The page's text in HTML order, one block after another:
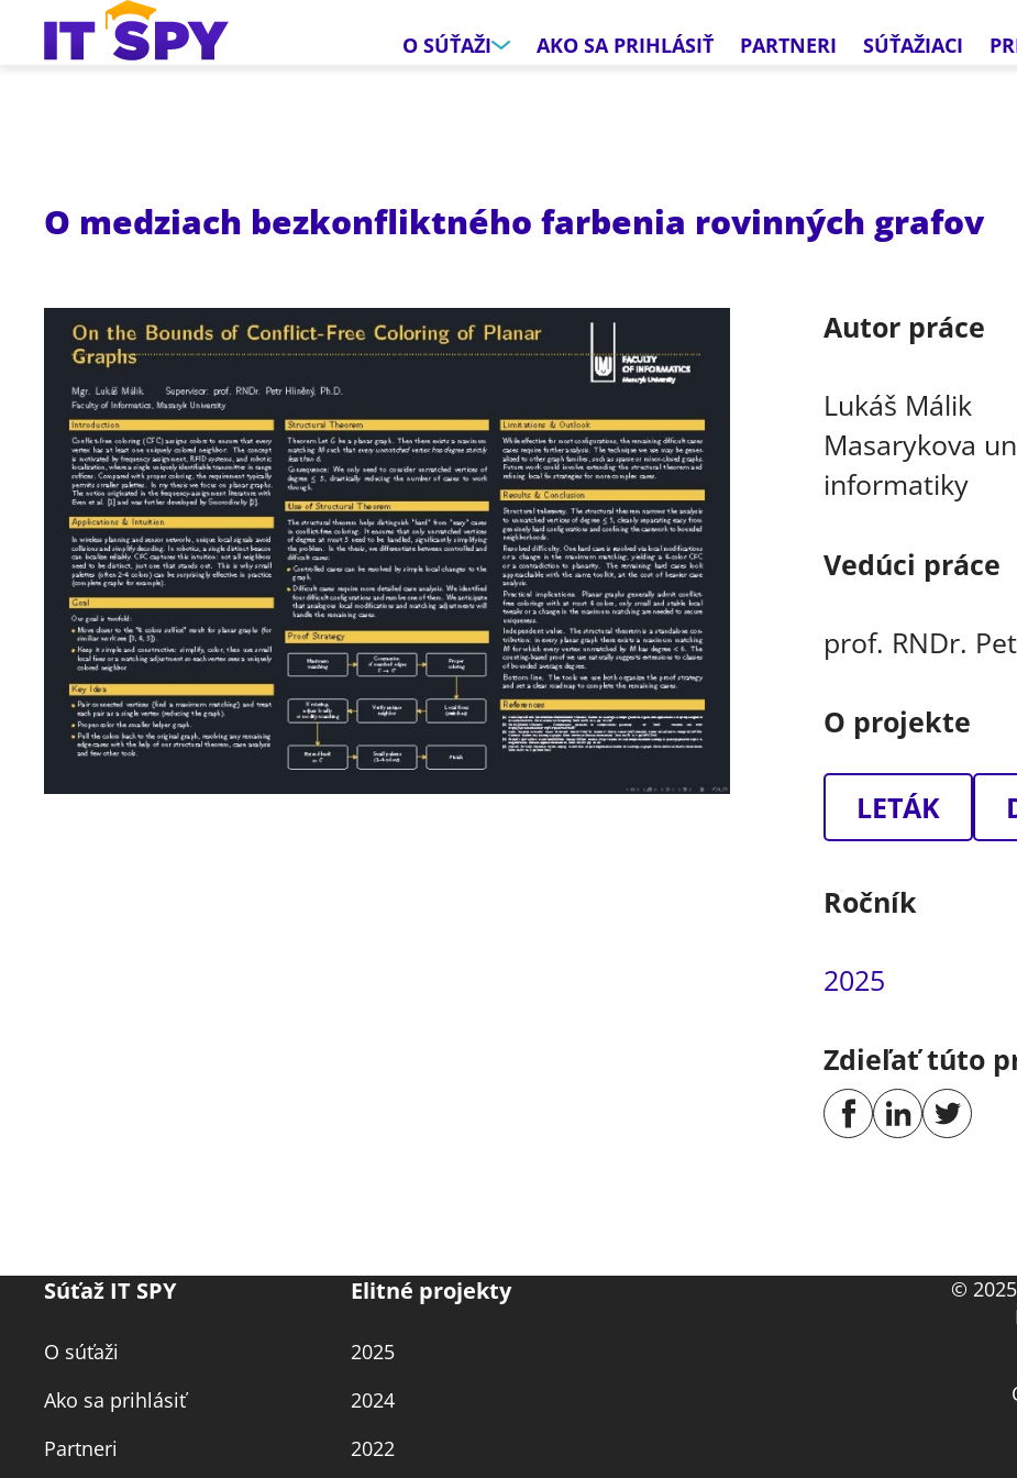
O SÚŤAŽI AKO SA PRIHLÁSIŤ PARTNERI SÚŤAŽIACI
O medziach bezkonfliktného farbenia rovinných grafov
Autor práce
Lukáš Málik
Masarykova
informatiky
Vedúci práce
prof. RNDr.
O projekte
LETÁK
Ročník
2025
Zdieľať túto
Súťaž IT SPY
O súťaži
Ako sa prihlásiť
Partneri
Elitné projekty
2025
2024
2022
©